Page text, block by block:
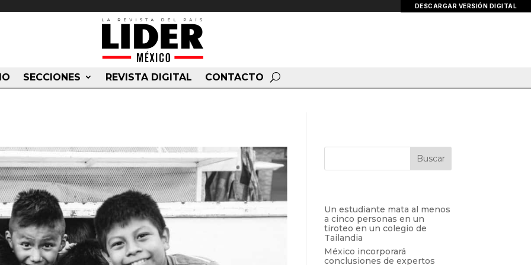
SECCIONES REVISTA DIGITAL CONTACTO
DESCARGAR VERSIÓN DIGITAL
Un estudiante mata al menos
a cinco personas en un
tiroteo en un colegio de
Tailandia
México incorporará
conclusiones de expertos